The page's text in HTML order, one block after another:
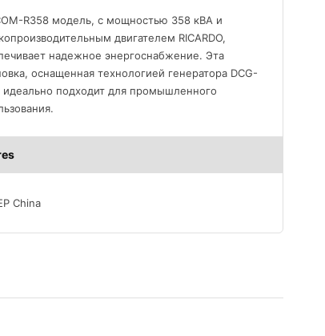
R358 модель, с мощностью 358 кВА и
двигателем RICARDO,
надежное энергоснабжение. Эта
оснащенная технологией генератора DCG-
идеально подходит для промышленного
China